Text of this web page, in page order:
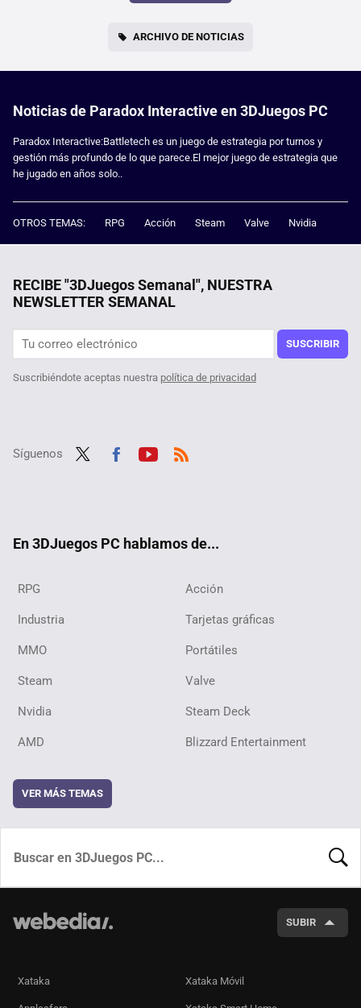
ARCHIVO DE NOTICIAS
Noticias de Paradox Interactive en 3DJuegos PC
Paradox Interactive:Battletech es un juego de estrategia por turnos y
gestión más profundo de lo que parece.El mejor juego de estrategia que
he jugado en años solo..
OTROS TEMAS: RPG Acción Steam Valve Nvidia
RECIBE "3DJuegos Semanal", NUESTRA
NEWSLETTER SEMANAL
SUSCRIBIR
Suscribiéndote aceptas nuestra política de privacidad
Síguenos
En 3DJuegos PC hablamos de...
RPG Acción
Industria Tarjetas gráficas
MMO Portátiles
Steam Valve
Nvidia Steam Deck
AMD Blizzard Entertainment
VER MÁS TEMAS
SUBIR
Xataka Xataka Móvil